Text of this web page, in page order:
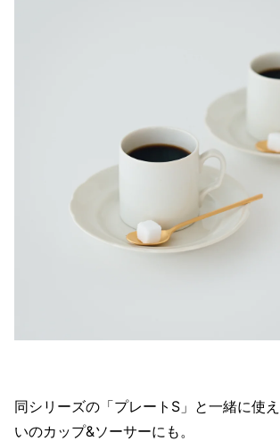
同シリーズの「プレートS」と一緒に使
いのカップ&ソーサーにも。